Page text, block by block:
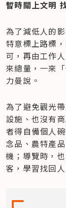
暫時關上文明
為了減低人的
特意標上路標
可，再由工作
來總量，一來
力曼說。
為了避免觀光
設施、也沒有
者得自備個人
念品、農特產
機；導覽時，
客，學習找回